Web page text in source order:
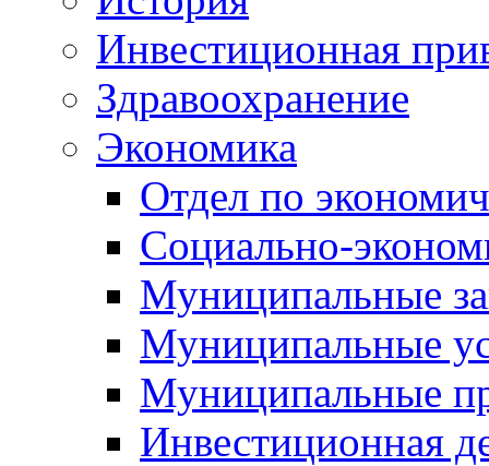
Инвестиционная
Здравоохранение
Экономика
Отдел по
Социально-
Муниципальные
Муниципальные
Муниципальные
Инвестиционная